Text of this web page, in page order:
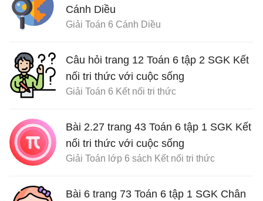
Cánh Diều
Giải Toán 6 Cánh Diều
Câu hỏi trang 12 Toán 6 tập 2 SGK Kết
nối tri thức với cuộc sống
Giải Toán 6 Kết nối tri thức
Bài 2.27 trang 43 Toán 6 tập 1 SGK Kết
nối tri thức với cuộc sống
Giải Toán lớp 6 sách Kết nối tri thức
Bài 6 trang 73 Toán 6 tập 1 SGK Chân